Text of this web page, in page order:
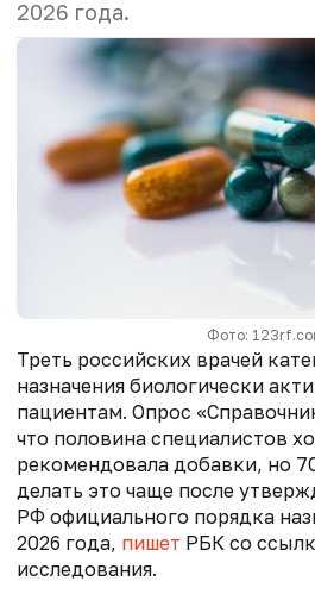
2026 года.
Фото:
Треть российских врачей
назначения биологически
пациентам. Опрос
что половина специалистов
рекомендовала добавки, но
делать это чаще после
РФ официального порядка
2026 года, пишет РБК со
исследования.